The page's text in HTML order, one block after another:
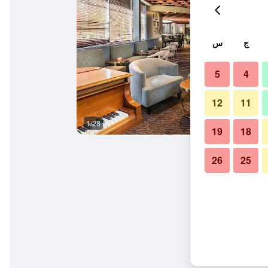
1/28
ج س
4
5
11
12
18
19
25
26